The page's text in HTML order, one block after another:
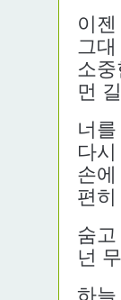
이
그
소
먼
너
다
손
편
숨
넌
하